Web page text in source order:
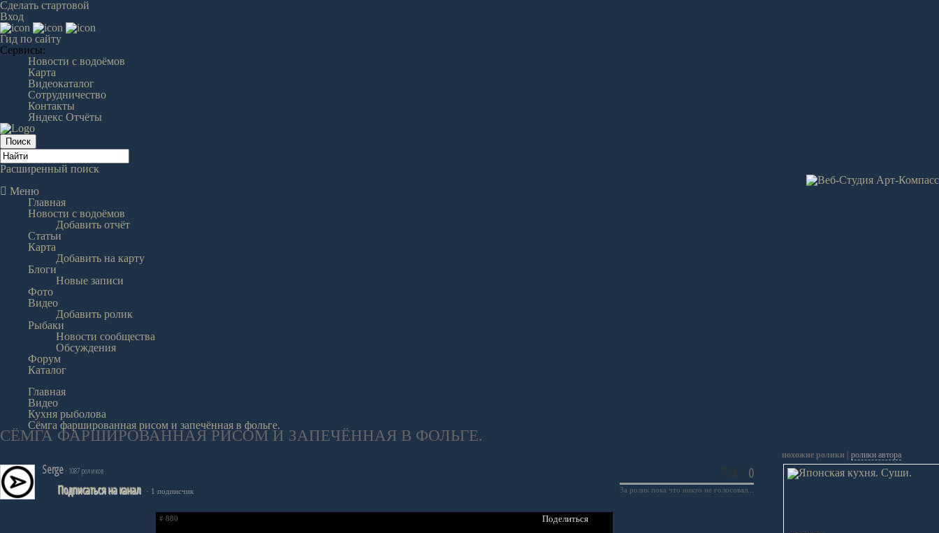
Сделать стартовой
Вход
Гид по сайту
Сервисы:
Новости с водоёмов
Карта
Видеокаталог
Сотрудничество
Контакты
Яндекс Отчёты
Расширенный поиск
Меню
Главная
Новости с водоёмов
Добавить отчёт
Статьи
Карта
Добавить на карту
Блоги
Новые записи
Фото
Видео
Добавить ролик
Рыбаки
Новости сообщества
Обсуждения
Форум
Каталог
Главная
Видео
Кухня рыболова
Сёмга фаршированная рисом и запечённая в фольге.
СЁМГА ФАРШИРОВАННАЯ РИСОМ И ЗАПЕЧЁННАЯ В ФОЛЬГЕ.
Serge · 1087 роликов
Подписаться на канал · 1 подписчик
# 880 Поделиться
0
За ролик пока что никто не голосовал...
похожие ролики | ролики автора